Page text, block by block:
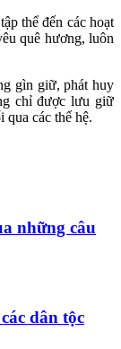
thể đến các hoạt
quê hương, luôn
gìn giữ, phát huy
chỉ được lưu giữ
các thế hệ.
những câu
dân tộc